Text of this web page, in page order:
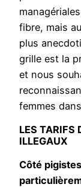
fibre, mais
plus
grille est la
et nous
femmes
LES TARIFS
ILLEGAUX
Côté